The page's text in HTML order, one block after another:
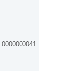
0000000041